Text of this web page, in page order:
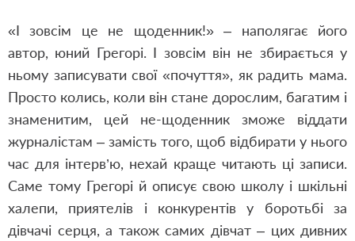
«І зовсім це не щоденник!» – наполягає його
автор, юний Грегорі. І зовсім він не збирається у
ньому записувати свої «почуття», як радить мама.
Просто колись, коли він стане дорослим, багатим і
знаменитим, цей не-щоденник зможе віддати
журналістам – замість того, щоб відбирати у нього
час для інтерв’ю, нехай краще читають ці записи.
Саме тому Грегорі й описує свою школу і шкільні
халепи, приятелів і конкурентів у боротьбі за
дівчачі серця, а також самих дівчат – цих дивних